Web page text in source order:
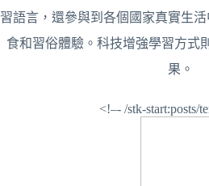
習語言，還參與到各個國家真實生
食和習俗體驗。科技增強學習方式
果。
<!–- /stk-start:posts/